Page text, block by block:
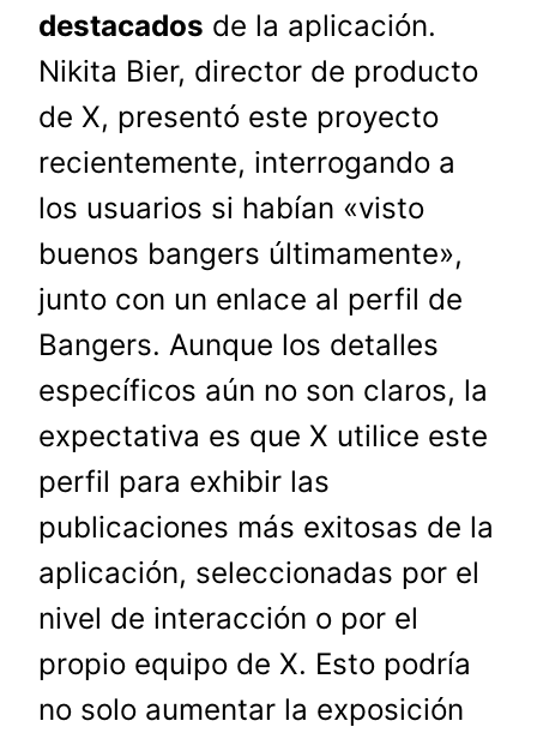
destacados de la aplicación.
Nikita Bier, director de producto
de X, presentó este proyecto
recientemente, interrogando a
los usuarios si habían «visto
buenos bangers últimamente»,
junto con un enlace al perfil de
Bangers. Aunque los detalles
específicos aún no son claros, la
expectativa es que X utilice este
perfil para exhibir las
publicaciones más exitosas de la
aplicación, seleccionadas por el
nivel de interacción o por el
propio equipo de X. Esto podría
no solo aumentar la exposición